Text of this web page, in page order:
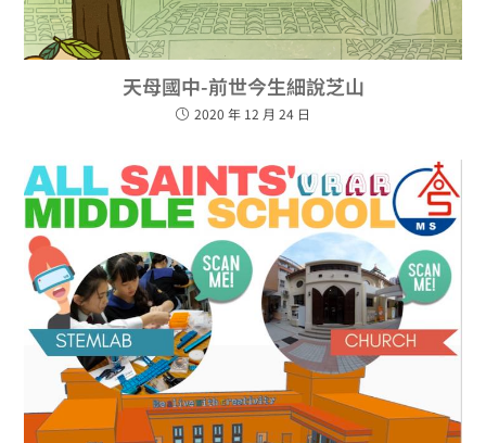
天母國中-前世今生細說芝山
2020 年 12 月 24 日